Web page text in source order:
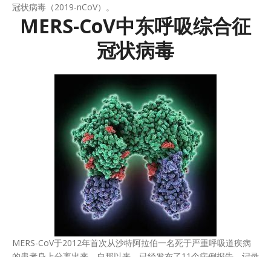
冠状病毒（2019-nCoV）。
MERS-CoV中东呼吸综合征
冠状病毒
MERS-CoV于2012年首次从沙特阿拉伯一名死于严重呼吸道疾病